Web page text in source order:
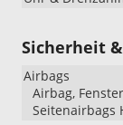
Sicherheit
Airbags
Airbag,
Seitenairbags